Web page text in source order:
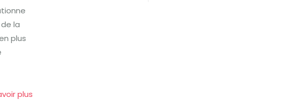
la
plus
plus